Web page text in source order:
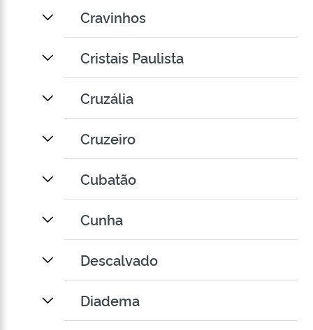
Cravinhos
Cristais Paulista
Cruzália
Cruzeiro
Cubatão
Cunha
Descalvado
Diadema